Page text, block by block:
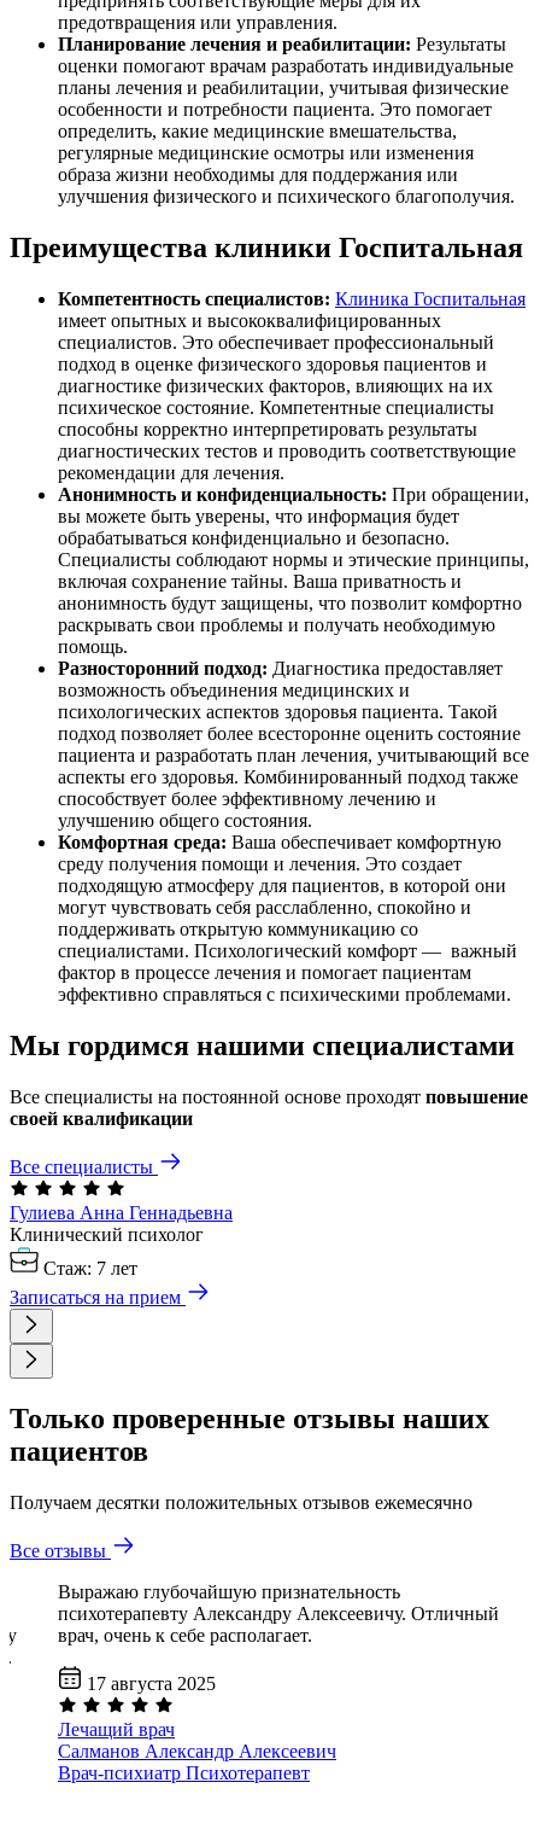
предотвращения или управления.
Планирование лечения и реабилитации: Результаты
оценки помогают врачам разработать индивидуальные
планы лечения и реабилитации, учитывая физические
особенности и потребности пациента. Это помогает
определить, какие медицинские вмешательства,
регулярные медицинские осмотры или изменения
образа жизни необходимы для поддержания или
улучшения физического и психического благополучия.
Преимущества клиники Госпитальная
Компетентность специалистов: Клиника Госпитальная
имеет опытных и высококвалифицированных
специалистов. Это обеспечивает профессиональный
подход в оценке физического здоровья пациентов и
диагностике физических факторов, влияющих на их
психическое состояние. Компетентные специалисты
способны корректно интерпретировать результаты
диагностических тестов и проводить соответствующие
рекомендации для лечения.
Анонимность и конфиденциальность: При обращении,
вы можете быть уверены, что информация будет
обрабатываться конфиденциально и безопасно.
Специалисты соблюдают нормы и этические принципы,
включая сохранение тайны. Ваша приватность и
анонимность будут защищены, что позволит комфортно
раскрывать свои проблемы и получать необходимую
помощь.
Разносторонний подход: Диагностика предоставляет
возможность объединения медицинских и
психологических аспектов здоровья пациента. Такой
подход позволяет более всесторонне оценить состояние
пациента и разработать план лечения, учитывающий все
аспекты его здоровья. Комбинированный подход также
способствует более эффективному лечению и
улучшению общего состояния.
Комфортная среда: Ваша обеспечивает комфортную
среду получения помощи и лечения. Это создает
подходящую атмосферу для пациентов, в которой они
могут чувствовать себя расслабленно, спокойно и
поддерживать открытую коммуникацию со
специалистами. Психологический комфорт — важный
фактор в процессе лечения и помогает пациентам
эффективно справляться с психическими проблемами.
Мы гордимся нашими специалистами
Все специалисты на постоянной основе проходят повышение
своей квалификации
Все специалисты
Гулиева Анна Геннадьевна
Клинический психолог
Стаж: 7 лет
Записаться на прием
Только проверенные отзывы наших
пациентов
Получаем десятки положительных отзывов ежемесячно
Все отзывы
Выражаю глубочайшую признательность
психотерапевту Александру Алексеевичу. Отличный
врач, очень к себе располагает.
17 августа 2025
Лечащий врач
Салманов Александр Алексеевич
Врач-психиатр Психотерапевт